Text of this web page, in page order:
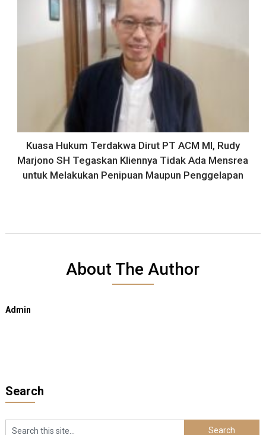
Kuasa Hukum Terdakwa Dirut PT ACM MI, Rudy
Marjono SH Tegaskan Kliennya Tidak Ada Mensrea
untuk Melakukan Penipuan Maupun Penggelapan
About The Author
Admin
Search